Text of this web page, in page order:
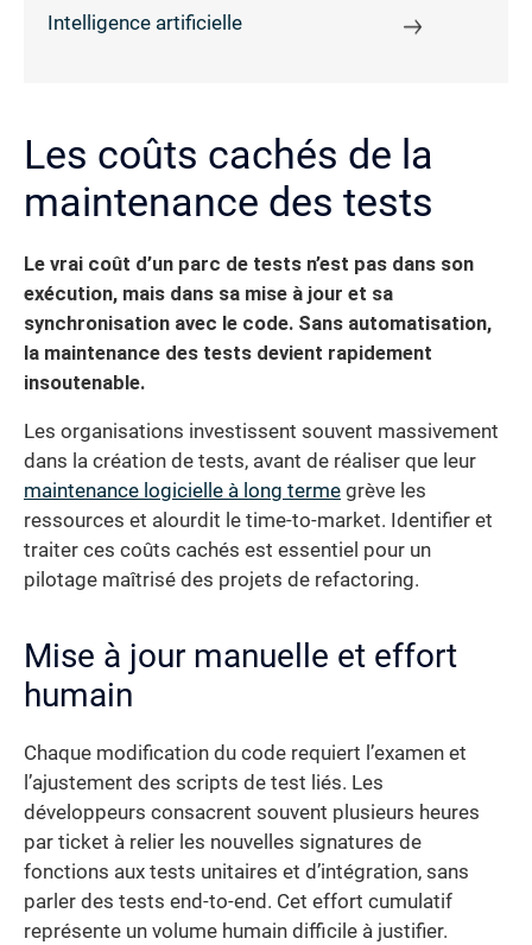
Intelligence artificielle
Les coûts cachés de la
maintenance des tests
Le vrai coût d’un parc de tests n’est pas dans son
exécution, mais dans sa mise à jour et sa
synchronisation avec le code. Sans automatisation,
la maintenance des tests devient rapidement
insoutenable.
Les organisations investissent souvent massivement
dans la création de tests, avant de réaliser que leur
maintenance logicielle à long terme grève les
ressources et alourdit le time-to-market. Identifier et
traiter ces coûts cachés est essentiel pour un
pilotage maîtrisé des projets de refactoring.
Mise à jour manuelle et effort
humain
Chaque modification du code requiert l’examen et
l’ajustement des scripts de test liés. Les
développeurs consacrent souvent plusieurs heures
par ticket à relier les nouvelles signatures de
fonctions aux tests unitaires et d’intégration, sans
parler des tests end-to-end. Cet effort cumulatif
représente un volume humain difficile à justifier.